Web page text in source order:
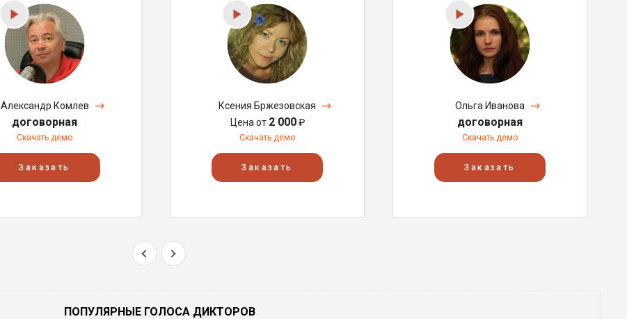
Александр Комлев
договорная
Скачать демо
Заказать
Ксения Бржезовская
Цена от 2 000₽
Скачать демо
Заказать
Ольга Иванова
договорная
Скачать демо
Заказать
ПОПУЛЯРНЫЕ ГОЛОСА ДИКТОРОВ